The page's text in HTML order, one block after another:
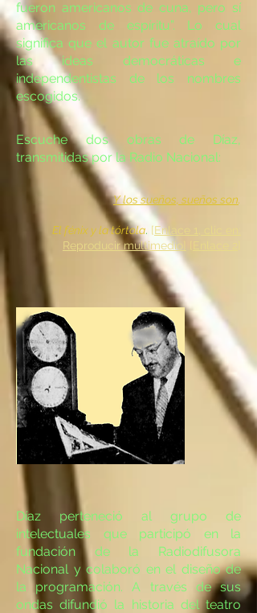
fueron americanos de cuna, pero sí
americanos de espíritu”. Lo cual
significa que el autor fue atraído por
las ideas democráticas e
independentistas de los nombres
escogidos.
Escuche dos obras de Díaz,
transmitidas por la Radio Nacional:
Y los sueños, sueños son.
El fénix y la tórtola. [Enlace 1, clic en:
Reproducir multimedio]
Díaz perteneció al grupo de
intelectuales que participó en la
fundación de la Radiodifusora
Nacional y colaboró en el diseño de
la programación. A través de sus
ondas difundió la historia del teatro